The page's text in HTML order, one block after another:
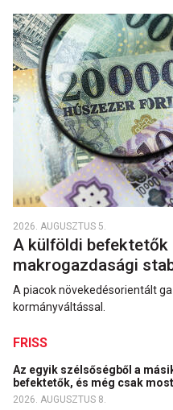
2026. AUGUSZTUS 5.
A külföldi befektetők
makrogazdasági
A piacok növekedésorientált
kormányváltással.
FRISS
Az egyik szélsőségből a
befektetők, és még csak
2026. AUGUSZTUS 8.